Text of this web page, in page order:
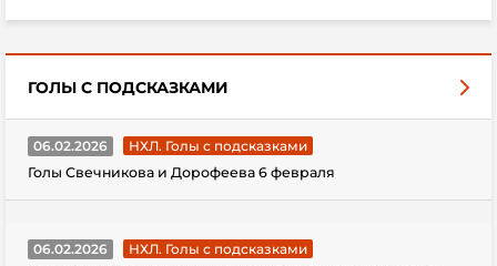
ГОЛЫ С ПОДСКАЗКАМИ
06.02.2026
НХЛ. Голы с подсказками
Голы Свечникова и Дорофеева 6 февраля
06.02.2026
НХЛ. Голы с подсказками